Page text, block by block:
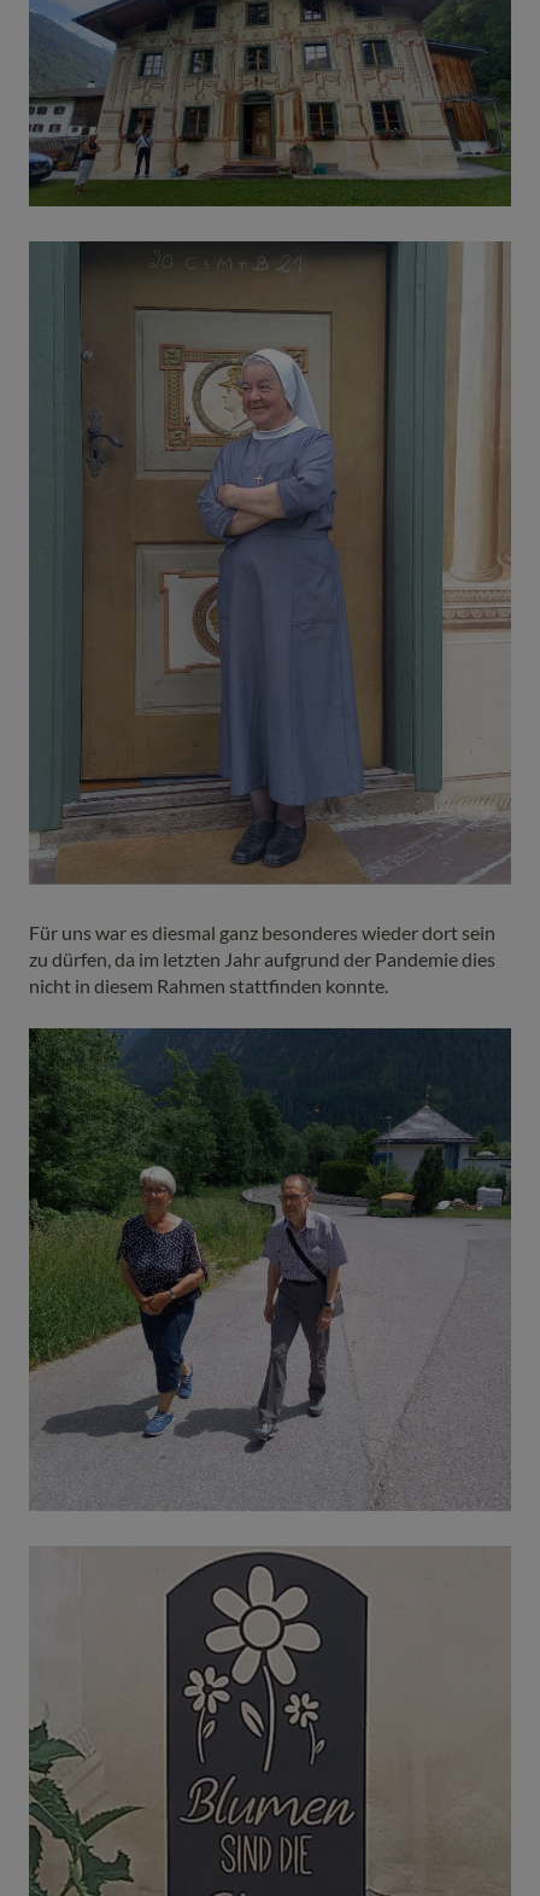
Für uns war es diesmal ganz besonderes wieder dort sein
zu dürfen, da im letzten Jahr aufgrund der Pandemie dies
nicht in diesem Rahmen stattfinden konnte.